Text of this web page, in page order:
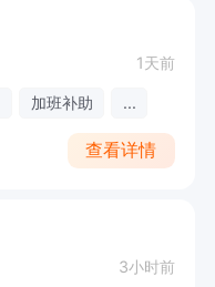
1天前
加班补助 ...
查看详情
3小时前